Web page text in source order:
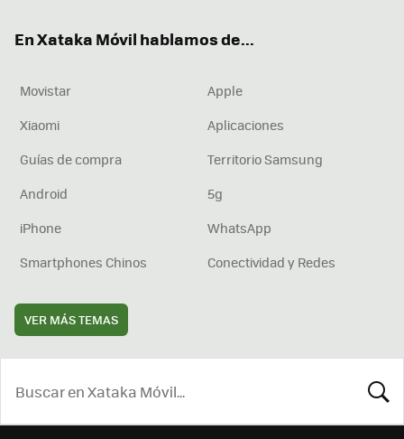
En Xataka Móvil hablamos de...
Movistar
Apple
Xiaomi
Aplicaciones
Guías de compra
Territorio Samsung
Android
5g
iPhone
WhatsApp
Smartphones Chinos
Conectividad y Redes
VER MÁS TEMAS